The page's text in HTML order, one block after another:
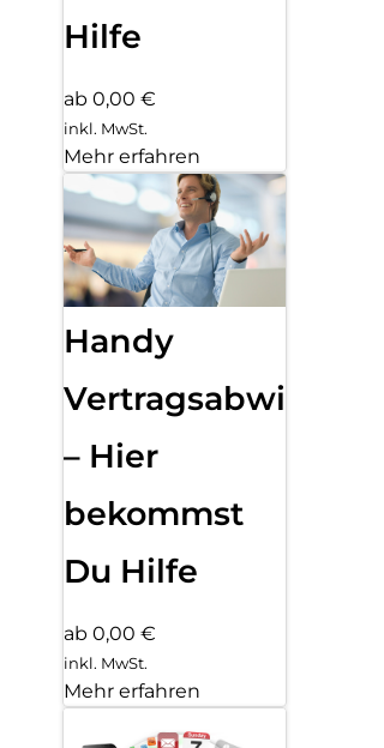
Hilfe
ab 0,00 €
inkl. MwSt.
Mehr erfahren
Handy
Vertragsabwicklung
– Hier
bekommst
Du Hilfe
ab 0,00 €
inkl. MwSt.
Mehr erfahren